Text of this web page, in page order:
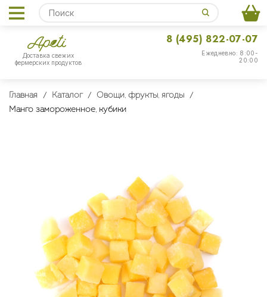
Доставка свежих
фермерских продуктов
Ежедневно: 8:00-
20:00
8 (495) 822-07-07
Главная Каталог
Овощи, фрукты, ягоды
Манго замороженное, кубики